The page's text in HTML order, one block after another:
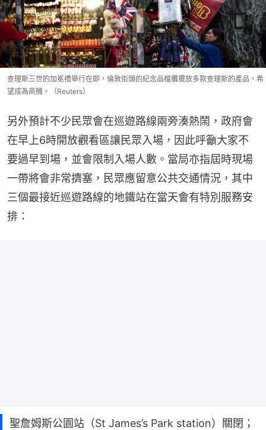
查理斯三世的加冕禮舉行在即，倫敦街頭的紀念品檔攤擺放多款查理斯的產品，希
望成為商機。（Reuters）
另外預計不少民眾會在巡遊路線兩旁湊熱鬧，政府會
在早上6時開放觀看區讓民眾入場，因此呼籲大家不
要過早到場，並會限制入場人數。當局亦指屆時現場
一帶將會非常擠塞，民眾應留意公共交通情況，其中
三個最接近巡遊路線的地鐵站在當天會有特別服務安
排：
聖詹姆斯公園站（St James’s Park station）關閉；